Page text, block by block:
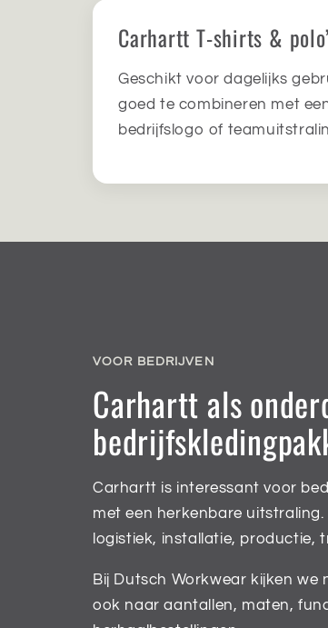
Carhartt T-shirts &
Geschikt voor dagelijks
goed te combineren met
bedrijfslogo of
VOOR BEDRIJVEN
Carhartt als
Carhartt is interessant voor
met een herkenbare
logistiek, installatie, productie,
Bij Dutsch Workwear kijken
ook naar aantallen, maten,